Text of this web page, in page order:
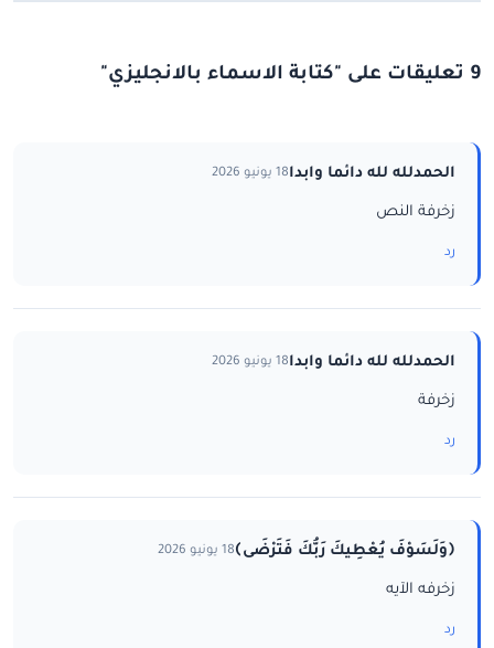
9 تعليقات على "كتابة الاسماء بالانجليزي"
الحمدلله لله دائما وابدا18 يونيو 2026
زخرفة النص
رد
الحمدلله لله دائما وابدا18 يونيو 2026
زخرفة
رد
﴿وَلَسَوْفَ يُعْطِيكَ رَبُّكَ فَتَرْضَى﴾18 يونيو 2026
زخرفه الآيه
رد